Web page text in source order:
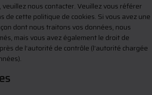
nous contacter. Veuillez vous référer
de cette politique de cookies. Si vous avez une
dont nous traitons vos données, nous
mais vous avez également le droit de
de l’autorité de contrôle (l’autorité chargée